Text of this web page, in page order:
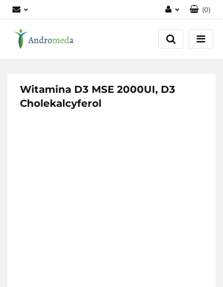
Zaloguj się
Zarejestruj się
(0)
Witamina D3 MSE 2000UI, D3
Cholekalcyferol